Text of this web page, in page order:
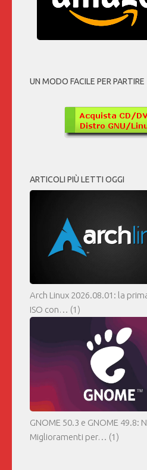
UN MODO FACILE PER PARTIRE
ARTICOLI PIÙ LETTI OGGI
Arch Linux 2026.08.01: la
ISO con… (1)
GNOME 50.3 e GNOME 49.8:
Miglioramenti per… (1)